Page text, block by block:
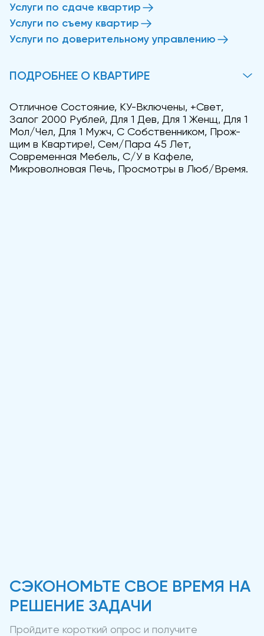
Услуги по сдаче квартир
Услуги по съему квартир
Услуги по доверительному управлению
ПОДРОБНЕЕ О КВАРТИРЕ
Отличное Состояние, КУ-Включены, +Свет,
Залог 2000 Рублей, Для 1 Дев, Для 1 Женщ, Для 1
Мол/Чел, Для 1 Мужч, С Собственником, Прож-
щим в Квартире!, Сем/Пара 45 Лет,
Современная Мебель, С/У в Кафеле,
Микроволновая Печь, Просмотры в Люб/Время.
СЭКОНОМЬТЕ СВОЕ ВРЕМЯ НА
РЕШЕНИЕ ЗАДАЧИ
Пройдите короткий опрос и получите